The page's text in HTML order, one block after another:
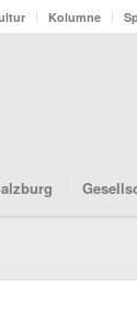
Kolumne